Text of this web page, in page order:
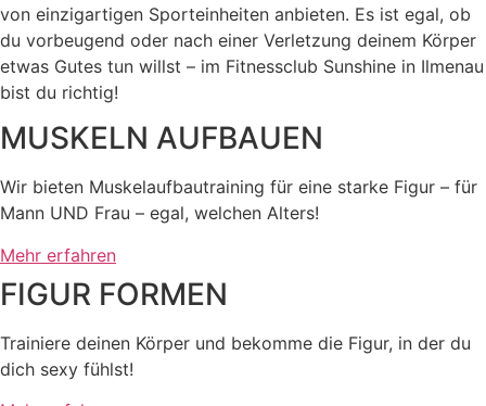
von einzigartigen Sporteinheiten anbieten. Es ist egal, ob
du vorbeugend oder nach einer Verletzung deinem Körper
etwas Gutes tun willst – im Fitnessclub Sunshine in Ilmenau
bist du richtig!
MUSKELN AUFBAUEN
Wir bieten Muskelaufbautraining für eine starke Figur – für
Mann UND Frau – egal, welchen Alters!
Mehr erfahren
FIGUR FORMEN
Trainiere deinen Körper und bekomme die Figur, in der du
dich sexy fühlst!